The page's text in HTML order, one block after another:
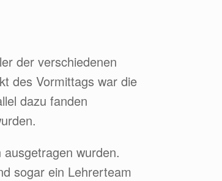
der verschiedenen
des Vormittags war die
dazu fanden
wurden.
sogar ein Lehrerteam